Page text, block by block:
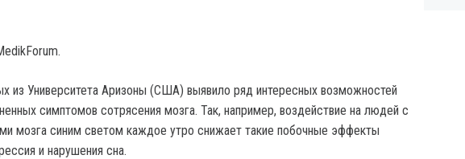
из Университета Аризоны (США) выявило ряд интересных возможностей
симптомов сотрясения мозга. Так, например, воздействие на людей с
мозга синим светом каждое утро снижает такие побочные эффекты
и нарушения сна.